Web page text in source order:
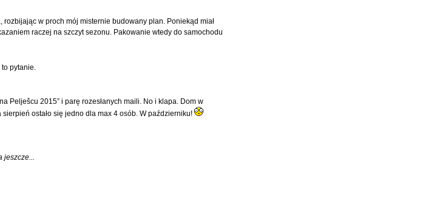
w proch mój misternie budowany plan. Poniekąd miał
raczej na szczyt sezonu. Pakowanie wtedy do samochodu
to pytanie.
Pelješcu 2015” i parę rozesłanych maili. No i klapa. Dom w
ostało się jedno dla max 4 osób. W październiku!
jeszcze...